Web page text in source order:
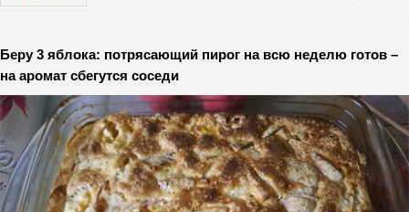
Беру 3 яблока: потрясающий пирог на всю неделю готов –
на аромат сбегутся соседи